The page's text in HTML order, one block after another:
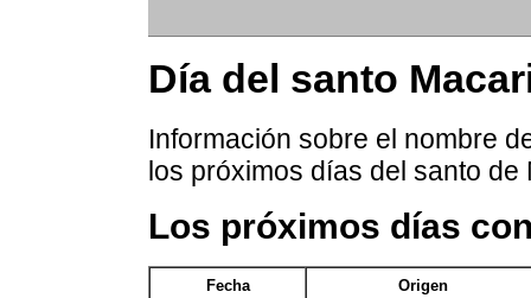
Día del santo
Información sobre el nombre
los próximos días del santo de
Los próximos días
Fecha Origen